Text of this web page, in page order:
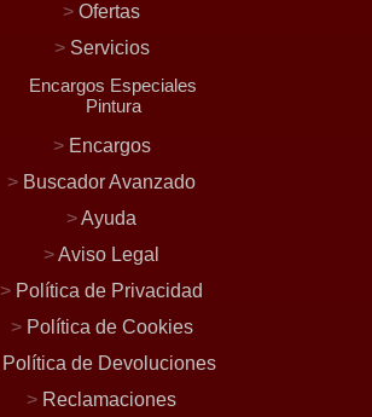
> Ofertas
> Servicios
Encargos Especiales
Pintura
> Encargos
> Buscador Avanzado
>Ayuda
>Aviso Legal
> Política de Privacidad
> Política de Cookies
Política de Devoluciones
> Reclamaciones